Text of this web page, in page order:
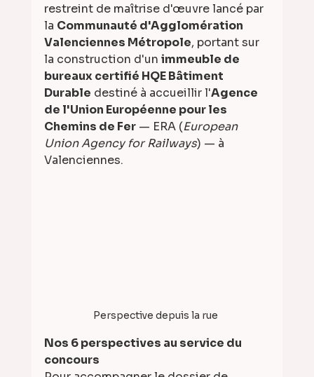
restreint de maîtrise d'œuvre lancé par
la Communauté d'Agglomération
Valenciennes Métropole, portant sur
la construction d'un immeuble de
bureaux certifié HQE Bâtiment
Durable destiné à accueillir l'Agence
de l'Union Européenne pour les
Chemins de Fer — ERA (European
Union Agency for Railways) — à
Valenciennes.
Perspective depuis la rue
Nos 6 perspectives au service du
concours